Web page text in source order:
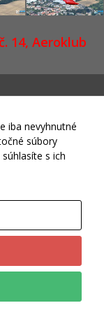
14, Aeroklub
FlexIT WP
iba nevyhnutné
súbory
s ich